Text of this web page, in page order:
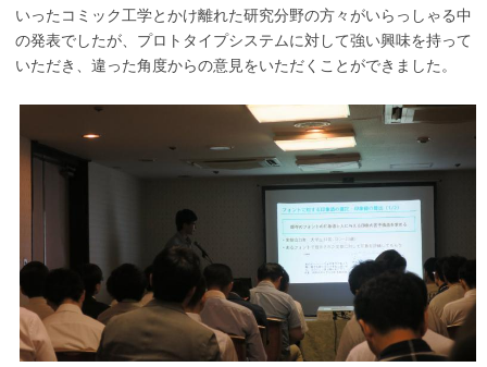
いったコミック工学とかけ離れた研究分野の方々がいらっしゃる中
の発表でしたが、プロトタイプシステムに対して強い興味を持って
いただき、違った角度からの意見をいただくことができました。